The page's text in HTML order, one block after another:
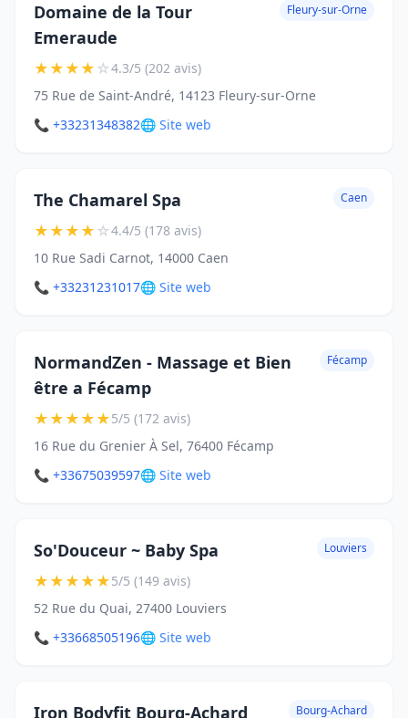
Domaine de la Tour
Emeraude
Fleury-sur-Orne
★★★★☆4.3/5 (202 avis)
75 Rue de Saint-André, 14123 Fleury-sur-Orne
📞 +33231348382🌐 Site web
The Chamarel Spa Caen
★★★★☆4.4/5 (178 avis)
10 Rue Sadi Carnot, 14000 Caen
📞 +33231231017🌐 Site web
NormandZen - Massage et Bien
être a Fécamp
Fécamp
★★★★★5/5 (172 avis)
16 Rue du Grenier À Sel, 76400 Fécamp
📞 +33675039597🌐 Site web
So'Douceur ~ Baby Spa Louviers
★★★★★5/5 (149 avis)
52 Rue du Quai, 27400 Louviers
📞 +33668505196🌐 Site web
Iron Bodyfit Bourg-Achard Bourg-Achard